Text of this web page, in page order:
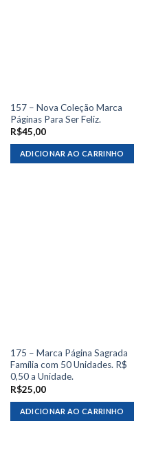
157 – Nova Coleção Marca
Páginas Para Ser Feliz.
R$45,00
ADICIONAR AO CARRINHO
175 – Marca Página Sagrada
Família com 50 Unidades. R$
0,50 a Unidade.
R$25,00
ADICIONAR AO CARRINHO